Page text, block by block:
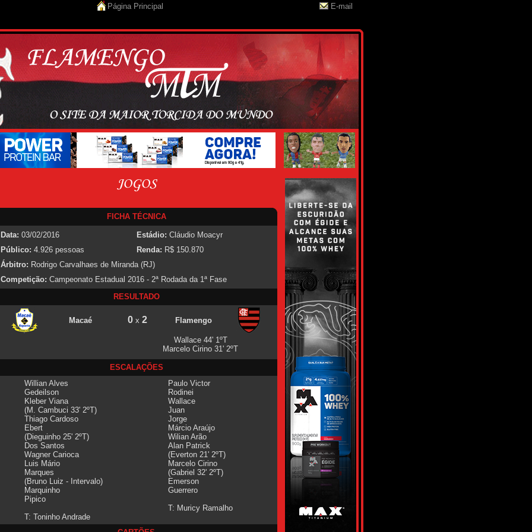
Página Principal E-mail
FICHA TÉCNICA
Data: 03/02/2016 Estádio: Cláudio Moacyr
Público: 4.926 pessoas Renda: R$ 150.870
Árbitro: Rodrigo Carvalhaes de Miranda (RJ)
Competição: Campeonato Estadual 2016 - 2ª Rodada da 1ª Fase
RESULTADO
Macaé 0 x 2 Flamengo
Wallace 44' 1ºT
Marcelo Cirino 31' 2ºT
ESCALAÇÕES
Willian Alves
Gedeilson
Kleber Viana
(M. Cambuci 33' 2ºT)
Thiago Cardoso
Ebert
(Dieguinho 25' 2ºT)
Dos Santos
Wagner Carioca
Luis Mário
Marques
(Bruno Luiz - Intervalo)
Marquinho
Pipico
T: Toninho Andrade
Paulo Victor
Rodinei
Wallace
Juan
Jorge
Márcio Araújo
Wilian Arão
Alan Patrick
(Everton 21' 2ºT)
Marcelo Cirino
(Gabriel 32' 2ºT)
Emerson
Guerrero
T: Muricy Ramalho